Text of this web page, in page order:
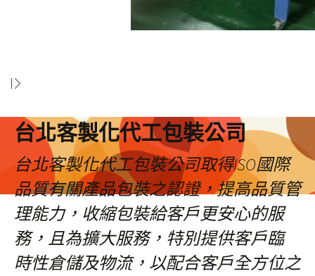
台北客製化代工包裝公司
台北客製化代工包裝公司取得ISO國際
品質有關產品包裝之認證，提高品質管
理能力，收縮包裝給客戶更安心的服
務，且為擴大服務，特別提供客戶臨
時性倉儲及物流，以配合客戶全方位之